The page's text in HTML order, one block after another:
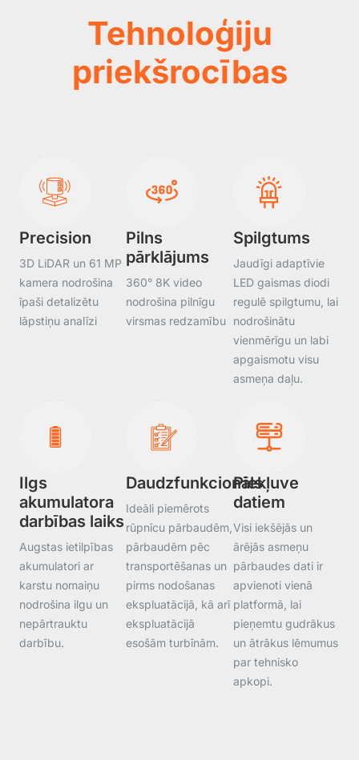
Tehnoloģiju
priekšrocības
Precision
3D LiDAR un 61 MP
kamera nodrošina
īpaši detalizētu
lāpstiņu analīzi
Pilns
pārklājums
360° 8K video
nodrošina pilnīgu
virsmas redzamību
Spilgtums
Jaudīgi adaptīvie
LED gaismas diodi
regulē spilgtumu, lai
nodrošinātu
vienmērīgu un labi
apgaismotu visu
asmeņa daļu.
Ilgs
akumulatora
darbības laiks
Augstas ietilpības
akumulatori ar
karstu nomaiņu
nodrošina ilgu un
nepārtrauktu
darbību.
Daudzfunkcionāls
Ideāli piemērots
rūpnīcu pārbaudēm,
pārbaudēm pēc
transportēšanas un
pirms nodošanas
ekspluatācijā, kā arī
ekspluatācijā
esošām turbīnām.
Piekļuve
datiem
Visi iekšējās un
ārējās asmeņu
pārbaudes dati ir
apvienoti vienā
platformā, lai
pieņemtu gudrākus
un ātrākus lēmumus
par tehnisko
apkopi.